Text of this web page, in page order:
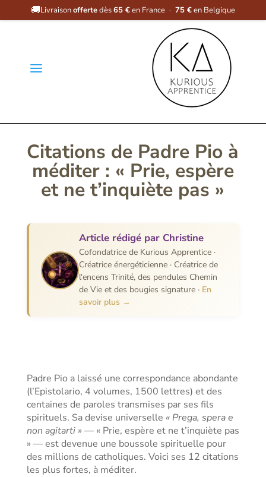
🚚Livraisonoffertedès65 €en France · 75 €en Belgique
a
Citations de Padre Pio à
méditer : « Prie, espère
et ne t’inquiète pas »
Article rédigé par Christine
Cofondatrice de Kurious Apprentice ·
Créatrice énergéticienne · Créatrice de
l'encens Trinité, des pendules Chemin
de Vie et des bougies signature · En
savoir plus →
Padre Pio a laissé une correspondance abondante
(l’Epistolario, 4 volumes, 1500 lettres) et des
centaines de paroles transmises par ses fils
spirituels. Sa devise universelle « Prega, spera e
non agitarti » — « Prie, espère et ne t’inquiète pas
» — est devenue une boussole spirituelle pour
des millions de catholiques. Voici ses 12 citations
les plus fortes, à méditer.